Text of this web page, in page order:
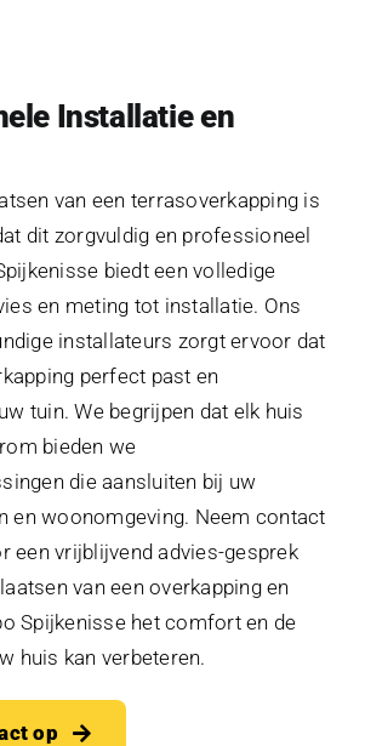
Installatie en
van een terrasoverkapping is
dit zorgvuldig en professioneel
biedt een volledige
en meting tot installatie. Ons
installateurs zorgt ervoor dat
perfect past en
tuin. We begrijpen dat elk huis
bieden we
die aansluiten bij uw
en woonomgeving. Neem contact
een vrijblijvend advies-gesprek
van een overkapping en
Spijkenisse het comfort en de
huis kan verbeteren.
op